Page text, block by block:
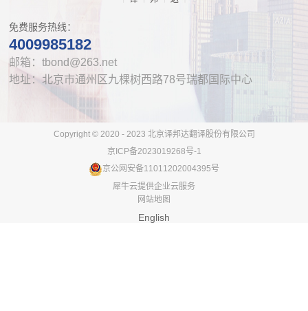
免费服务热线：
4009985182
邮箱：tbond@263.net
地址：北京市通州区九棵树西路78号瑞都国际中心
Copyright © 2020 - 2023 北京译邦达翻译股份有限公司
京ICP备2023019268号-1
京公网安备11011202004395号
犀牛云提供企业云服务
网站地图
English